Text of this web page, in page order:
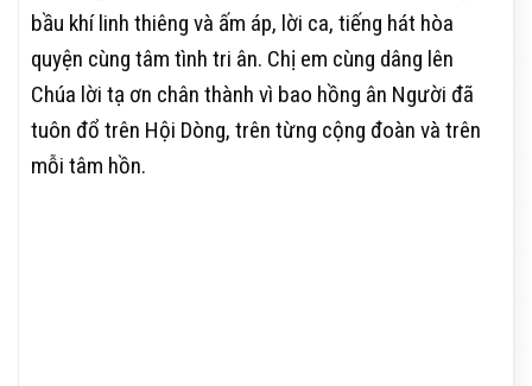
bầu khí linh thiêng và ấm áp, lời ca, tiếng hát hòa
quyện cùng tâm tình tri ân. Chị em cùng dâng lên
Chúa lời tạ ơn chân thành vì bao hồng ân Người đã
tuôn đổ trên Hội Dòng, trên từng cộng đoàn và trên
mỗi tâm hồn.